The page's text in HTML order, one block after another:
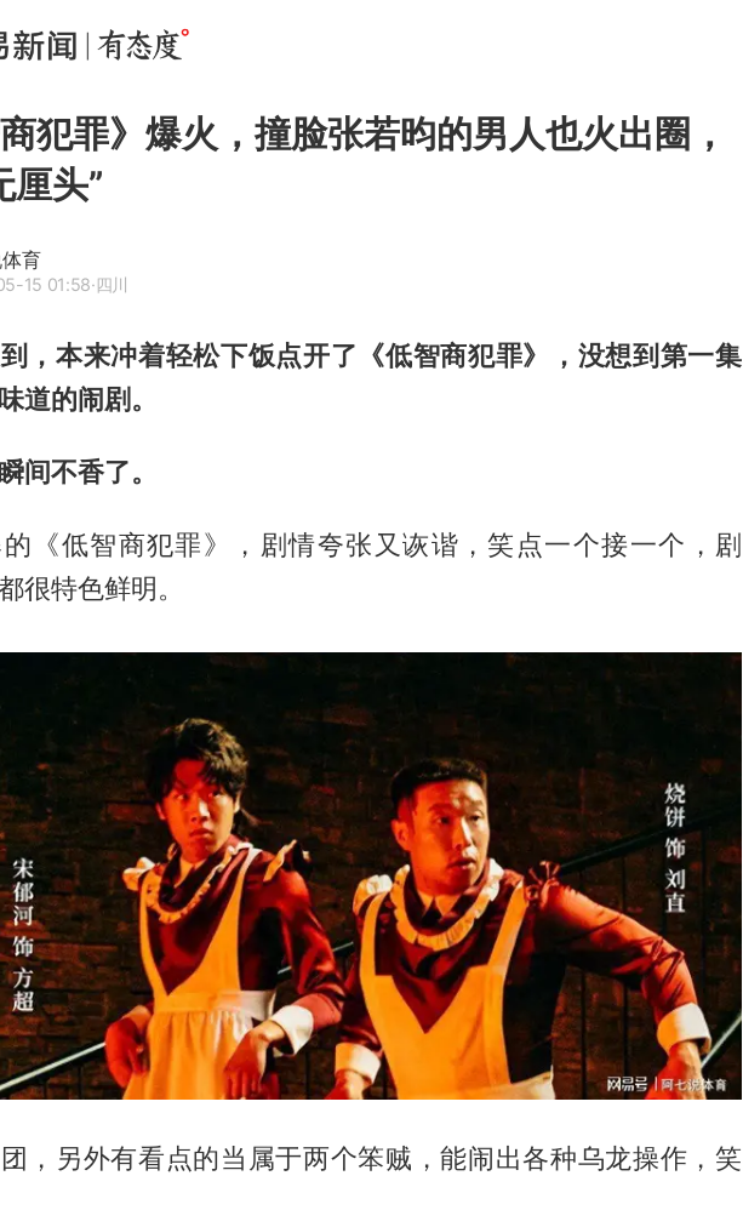
商犯罪》爆火，撞脸张若昀的男人也火出圈，
厘头”
育
15 01:58·四川
，本来冲着轻松下饭点开了《低智商犯罪》，没想到第一集
道的闹剧。
间不香了。
《低智商犯罪》，剧情夸张又诙谐，笑点一个接一个，剧
很特色鲜明。
，另外有看点的当属于两个笨贼，能闹出各种乌龙操作，笑